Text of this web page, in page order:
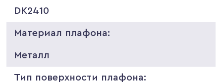
DK2410
Материал плафона:
Металл
Тип поверхности плафона: